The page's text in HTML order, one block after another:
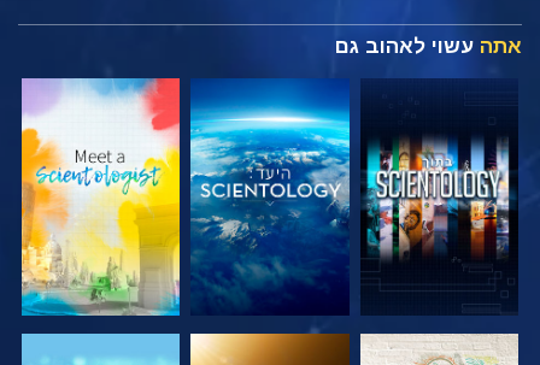
אתה עשוי לאהוב גם